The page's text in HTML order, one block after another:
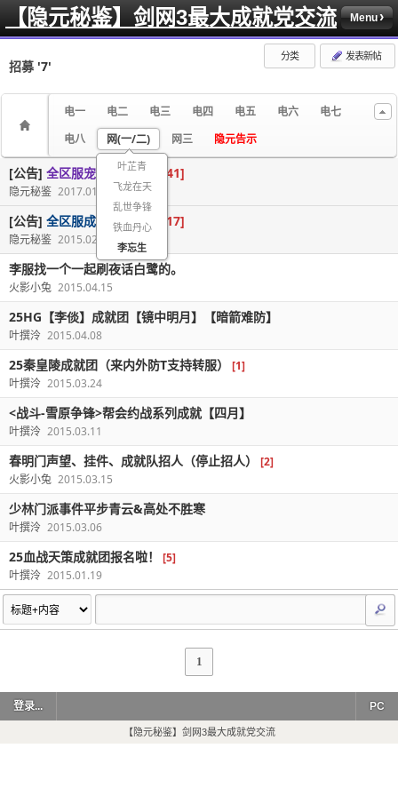
【隐元秘鉴】剑网3最大成就党交流 Menu
招募 '7'
分类 发表新帖
电一 电二 电三 电四 电五 电六
电七
电八
网(一/二)
叶芷青
飞龙在天
乱世争锋
铁血丹心
李忘生
网三 隐元告示
[公告] 全区服宠物群号汇总 [41]
隐元秘鉴 2017.01.12
[公告] 全区服成就群号汇总 [17]
隐元秘鉴 2015.02.09
李服找一个一起刷夜话白鹭的。
火影小兔 2015.04.15
25HG【李倓】成就团【镜中明月】【暗箭难防】
叶撰泠 2015.04.08
25秦皇陵成就团（来内外防T支持转服）
[1]
叶撰泠 2015.03.24
<战斗-雪原争锋>帮会约战系列成就【四月】
叶撰泠 2015.03.11
春明门声望、挂件、成就队招人（停止招人）
[2]
火影小兔 2015.03.15
少林门派事件平步青云&高处不胜寒
叶撰泠 2015.03.06
25血战天策成就团报名啦！
[5]
叶撰泠 2015.01.19
1
登录... PC
【隐元秘鉴】剑网3最大成就党交流